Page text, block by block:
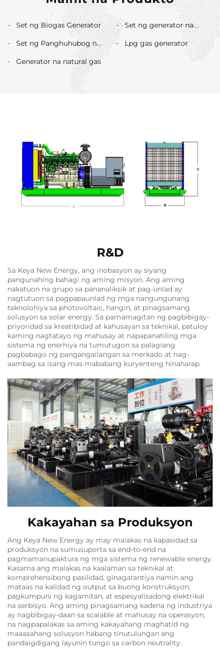
Set ng Biogas Generator
Set ng generator na
Set ng Panghuhubog ng
Lpg gas generator
Generator na natural gas
R&D
Sa Keya New Energy, ang inobasyon ay siyang
pangunahing bahagi ng aming misyon. Ang aming
nakatuon na grupo sa pananaliksik at pag-unlad ay
nagtutuon sa pagpapaunlad ng mga nangungunang
teknolohiya sa photovoltaic, hangin, at pinagsamang
solusyon sa solar energy. Sa pamamagitan ng pagbibigay-
priyoridad sa kreatibidad at kahusayan sa teknikal, patuloy
kaming nagtatayo ng mahusay at napapanatiling mga
sistema ng enerhiya na tumutugon sa palagiang
pagbabago ng pangangailangan sa merkado at nag-
aambag sa isang mas mababang kuryenteng hinaharap.
Kakayahan sa Produksyon
Ang Keya New Energy ay may malakas na kapasidad sa
produksyon na sumusuporta sa end-to-end na
pagmamanupaktura ng mga sistema ng renewable energy.
Kasama ang malakas na kaalaman sa teknikal at
komprehensibong pasilidad, ginagarantiya namin ang
mataas na kalidad ng output sa buong konstruksyon,
pagkumpuni ng kagamitan, at espesyalisadong elektrikal
na serbisyo. Ang aming pinagsamang kadena ng industriya
ay nagbibigay-daan sa scalable at mahusay na operasyon,
na nagpapalakas sa aming kakayahang maghatid ng
maaasahang solusyon habang tinutulungan ang
pandaigdigang layunin tungo sa carbon neutrality.